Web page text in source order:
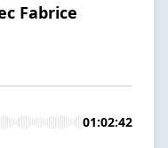
Fabrice
01:02:42